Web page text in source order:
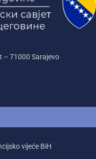
– 71000‌ Sarajevo
vijeće BiH